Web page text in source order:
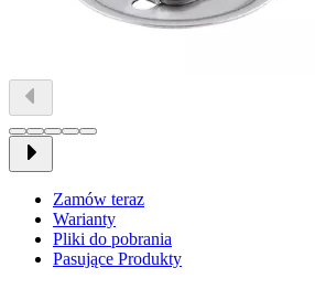
Zamów teraz
Warianty
Pliki do pobrania
Pasujące Produkty